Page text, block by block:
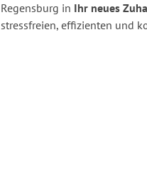
Regensburg in Ihr neues
stressfreien, effizienten und